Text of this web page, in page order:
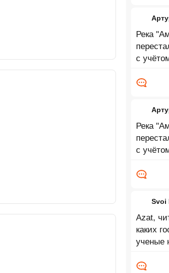
Река
с
Река
с
Svoi
Azat,
каких
ученые